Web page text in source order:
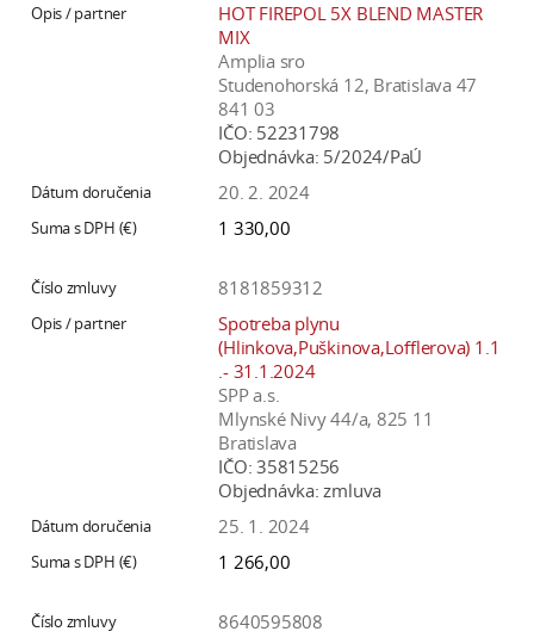
HOT FIREPOL 5X BLEND MASTER
MIX
Amplia sro
Studenohorská 12, Bratislava 47
841 03
IČO: 52231798
Objednávka: 5/2024/PaÚ
20. 2. 2024
1 330,00
8181859312
Spotreba plynu
(Hlinkova,Puškinova,Lofflerova) 1.1
.- 31.1.2024
SPP a.s.
Mlynské Nivy 44/a, 825 11
Bratislava
IČO: 35815256
Objednávka: zmluva
25. 1. 2024
1 266,00
8640595808